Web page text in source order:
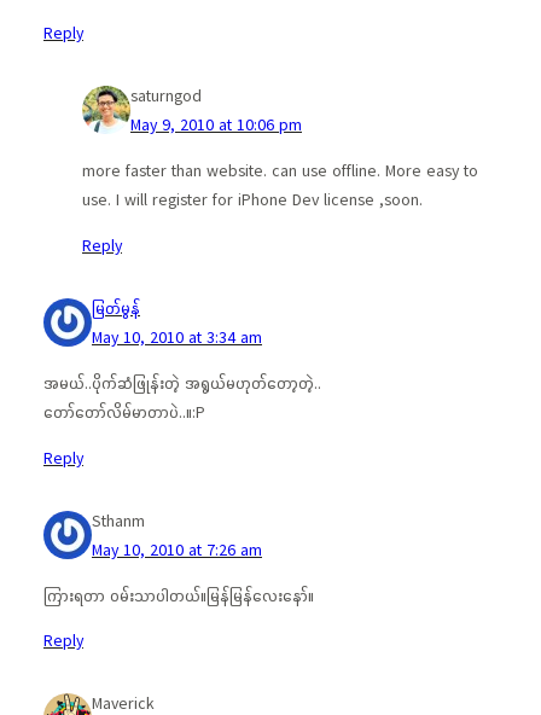
Reply
saturngod
May 9, 2010 at 10:06 pm
more faster than website. can use offline. More easy to
use. I will register for iPhone Dev license ,soon.
Reply
မြတ်မွန်
May 10, 2010 at 3:34 am
အမယ်..ပိုက်ဆံဖြုန်းတဲ့ အရွယ်မဟုတ်တော့တဲ့..
တော်တော်လိမ်မာတာပဲ..။:P
Reply
Sthanm
May 10, 2010 at 7:26 am
ကြားရတာ ဝမ်းသာပါတယ်။မြန်မြန်လေးနော်။
Reply
Maverick